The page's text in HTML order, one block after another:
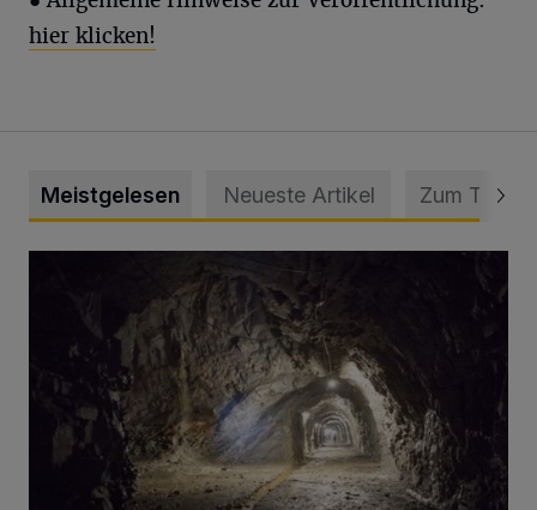
hier klicken!
Meistgelesen Neueste Artikel Zum Thema